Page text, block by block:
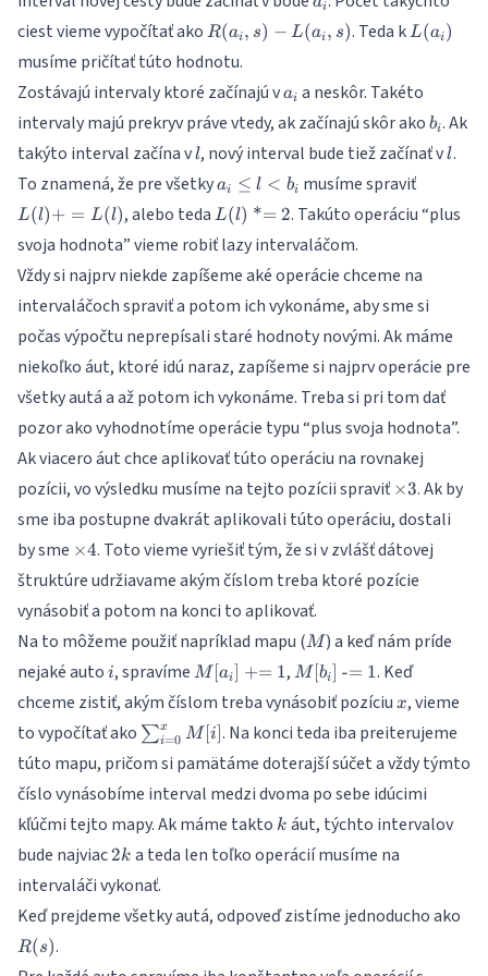
i
ciest vieme vypočítať ako R(a_i,s)-
L(a_i,s)
R(ai, s) − L(ai, s). Teda kL(a_i)
L(ai)
musíme pričítať túto hodnotu.
Zostávajú intervaly ktoré začínajú va_i
ai a neskôr. Takéto
intervaly majú prekryv práve vtedy, ak začínajú skôr ako b_i
bi. Ak
takýto interval začína v l
l, nový interval bude tiež začínať vl
l.
To znamená, že pre všetkya_i
\leq
l <
b_i
ai ≤ l < bi musíme spraviťL(l)
L(l)
L(l)+ = L(l), alebo teda L(l)\text{
*= }2
L(l) *= 2. Takúto operáciu “plus
svoja hodnota” vieme robiť lazy intervaláčom.
Vždy si najprv niekde zapíšeme aké operácie chceme na
intervaláčoch spraviť a potom ich vykonáme, aby sme si
počas výpočtu neprepísali staré hodnoty novými. Ak máme
niekoľko áut, ktoré idú naraz, zapíšeme si najprv operácie pre
všetky autá a až potom ich vykonáme. Treba si pri tom dať
pozor ako vyhodnotíme operácie typu “plus svoja hodnota”.
Ak viacero áut chce aplikovať túto operáciu na rovnakej
pozícii, vo výsledku musíme na tejto pozícii spraviť \times
×3. Ak by
sme iba postupne dvakrát aplikovali túto operáciu, dostali
by sme \times
×4. Toto vieme vyriešiť tým, že si v zvlášť dátovej
štruktúre udržiavame akým číslom treba ktoré pozície
vynásobiť a potom na konci to aplikovať.
Na to môžeme použiť napríklad mapu ( M
M) a keď nám príde
nejaké auto i
i, spravíme M[a_i]\text{
+= }1
M[ ai += 1, M[b_i]\text{
-= }1
M[ bi -= 1. Keď
chceme zistiť, akým číslom treba vynásobiť pozíciu x
x, vieme
to vypočítať ako \sum_{i=0}^x
M[i]
∑i=0
x M[ i . Na konci teda iba preiterujeme
túto mapu, pričom si pamätáme doterajší súčet a vždy týmto
číslo vynásobíme interval medzi dvoma po sebe idúcimi
kľúčmi tejto mapy. Ak máme takto k
k áut, týchto intervalov
bude najviac 2k
2k a teda len toľko operácií musíme na
intervaláči vykonať.
Keď prejdeme všetky autá, odpoveď zistíme jednoducho ako
R(s).